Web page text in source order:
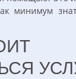
минимум